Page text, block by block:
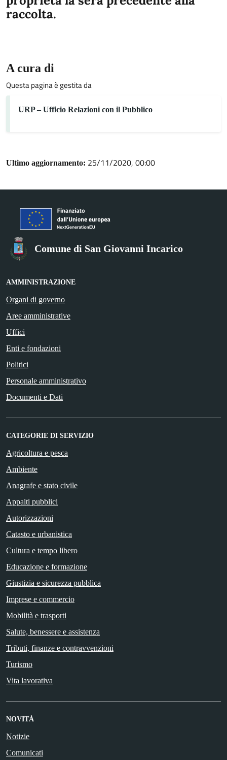
raccolta.
A cura di
Questa pagina è gestita da
URP – Ufficio Relazioni con il Pubblico
Ultimo aggiornamento: 25/11/2020, 00:00
Comune di San Giovanni Incarico
AMMINISTRAZIONE
Organi di governo
Aree amministrative
Uffici
Enti e fondazioni
Politici
Personale amministrativo
Documenti e Dati
CATEGORIE DI SERVIZIO
Agricoltura e pesca
Ambiente
Anagrafe e stato civile
Appalti pubblici
Autorizzazioni
Catasto e urbanistica
Cultura e tempo libero
Educazione e formazione
Giustizia e sicurezza pubblica
Imprese e commercio
Mobilità e trasporti
Salute, benessere e assistenza
Tributi, finanze e contravvenzioni
Turismo
Vita lavorativa
NOVITÀ
Notizie
Comunicati